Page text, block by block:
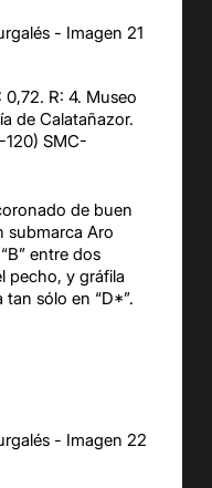
0,72. R: 4. Museo
de Calatañazor.
120) SMC-
de buen
submarca Aro
entre dos
pecho, y gráfila
tan sólo en “D*”.